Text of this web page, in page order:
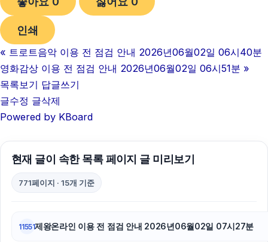
동탄피부과
부산휴대폰성지
인쇄
« 트로트음악 이용 전 점검 안내 2026년06월02일 06시40분
영화감상 이용 전 점검 안내 2026년06월02일 06시51분 »
목록보기 답글쓰기
글수정 글삭제
Powered by KBoard
현재 글이 속한 목록 페이지 글 미리보기
771페이지 · 15개 기준
11551제왕온라인 이용 전 점검 안내 2026년06월02일 07시27분